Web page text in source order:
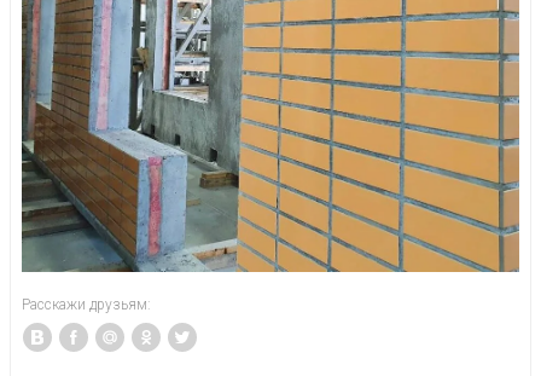
Расскажи друзьям: